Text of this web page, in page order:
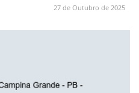
27 de Outubro de 2025